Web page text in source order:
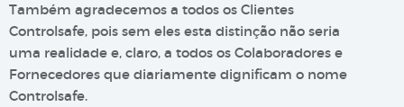
Também agradecemos a todos os Clientes
Controlsafe, pois sem eles esta distinção não seria
uma realidade e, claro, a todos os Colaboradores e
Fornecedores que diariamente dignificam o nome
Controlsafe.